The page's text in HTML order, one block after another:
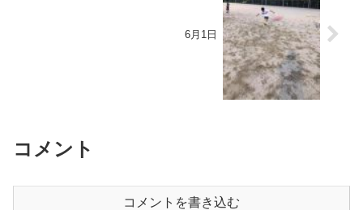
6月1日
コメント
コメントを書き込む